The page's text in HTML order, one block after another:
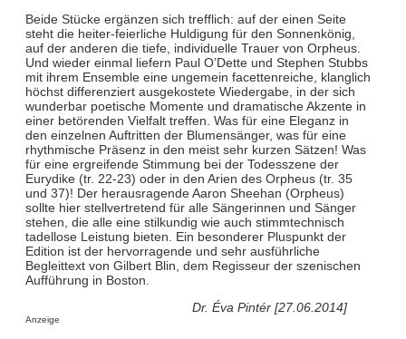
Beide Stücke ergänzen sich trefflich: auf der einen Seite
steht die heiter-feierliche Huldigung für den Sonnenkönig,
auf der anderen die tiefe, individuelle Trauer von Orpheus.
Und wieder einmal liefern Paul O’Dette und Stephen Stubbs
mit ihrem Ensemble eine ungemein facettenreiche, klanglich
höchst differenziert ausgekostete Wiedergabe, in der sich
wunderbar poetische Momente und dramatische Akzente in
einer betörenden Vielfalt treffen. Was für eine Eleganz in
den einzelnen Auftritten der Blumensänger, was für eine
rhythmische Präsenz in den meist sehr kurzen Sätzen! Was
für eine ergreifende Stimmung bei der Todesszene der
Eurydike (tr. 22-23) oder in den Arien des Orpheus (tr. 35
und 37)! Der herausragende Aaron Sheehan (Orpheus)
sollte hier stellvertretend für alle Sängerinnen und Sänger
stehen, die alle eine stilkundig wie auch stimmtechnisch
tadellose Leistung bieten. Ein besonderer Pluspunkt der
Edition ist der hervorragende und sehr ausführliche
Begleittext von Gilbert Blin, dem Regisseur der szenischen
Aufführung in Boston.
Dr. Éva Pintér [27.06.2014]
Anzeige